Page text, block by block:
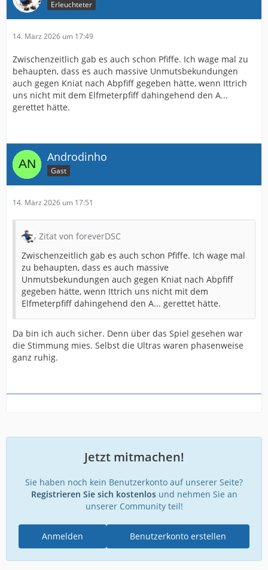
Erleuchteter
14. März 2026 um 17:49
Zwischenzeitlich gab es auch schon Pfiffe. Ich wage mal zu
behaupten, dass es auch massive Unmutsbekundungen
auch gegen Kniat nach Abpfiff gegeben hätte, wenn Ittrich
uns nicht mit dem Elfmeterpfiff dahingehend den A...
gerettet hätte.
Androdinho
Gast
14. März 2026 um 17:51
Zitat von foreverDSC
Zwischenzeitlich gab es auch schon Pfiffe. Ich wage mal
zu behaupten, dass es auch massive
Unmutsbekundungen auch gegen Kniat nach Abpfiff
gegeben hätte, wenn Ittrich uns nicht mit dem
Elfmeterpfiff dahingehend den A... gerettet hätte.
Da bin ich auch sicher. Denn über das Spiel gesehen war
die Stimmung mies. Selbst die Ultras waren phasenweise
ganz ruhig.
Jetzt mitmachen!
Sie haben noch kein Benutzerkonto auf unserer Seite?
Registrieren Sie sich kostenlosund nehmen Sie an
unserer Community teil!
Benutzerkonto erstellen
Anmelden